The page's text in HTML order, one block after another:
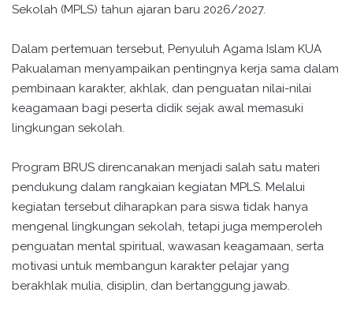
Sekolah (MPLS) tahun ajaran baru 2026/2027.
Dalam pertemuan tersebut, Penyuluh Agama Islam KUA
Pakualaman menyampaikan pentingnya kerja sama dalam
pembinaan karakter, akhlak, dan penguatan nilai-nilai
keagamaan bagi peserta didik sejak awal memasuki
lingkungan sekolah.
Program BRUS direncanakan menjadi salah satu materi
pendukung dalam rangkaian kegiatan MPLS. Melalui
kegiatan tersebut diharapkan para siswa tidak hanya
mengenal lingkungan sekolah, tetapi juga memperoleh
penguatan mental spiritual, wawasan keagamaan, serta
motivasi untuk membangun karakter pelajar yang
berakhlak mulia, disiplin, dan bertanggung jawab.